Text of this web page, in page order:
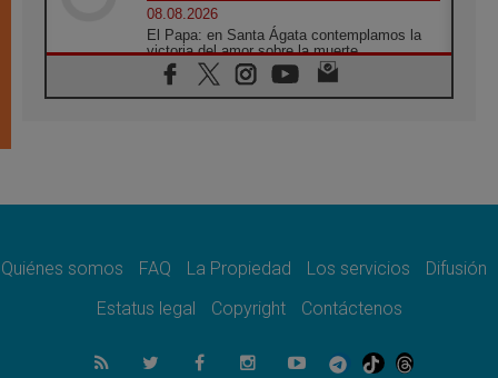
08.08.2026
El Papa: en Santa Ágata contemplamos la
victoria del amor sobre la muerte
08.08.2026
León XIV visitará el Santuario de la Madre
07.08.2026
07.08.2026
el compromiso del cristiano"
La matanza de niños en Gaza no cesa: 300
muertos en 300 días
Quiénes somos FAQ La Propiedad Los servicios
Difusión
Estatus legal
Copyright Contáctenos